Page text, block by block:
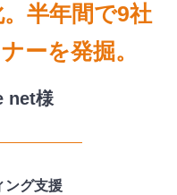
半年間で9社
ーを発掘。
net様
グ支援